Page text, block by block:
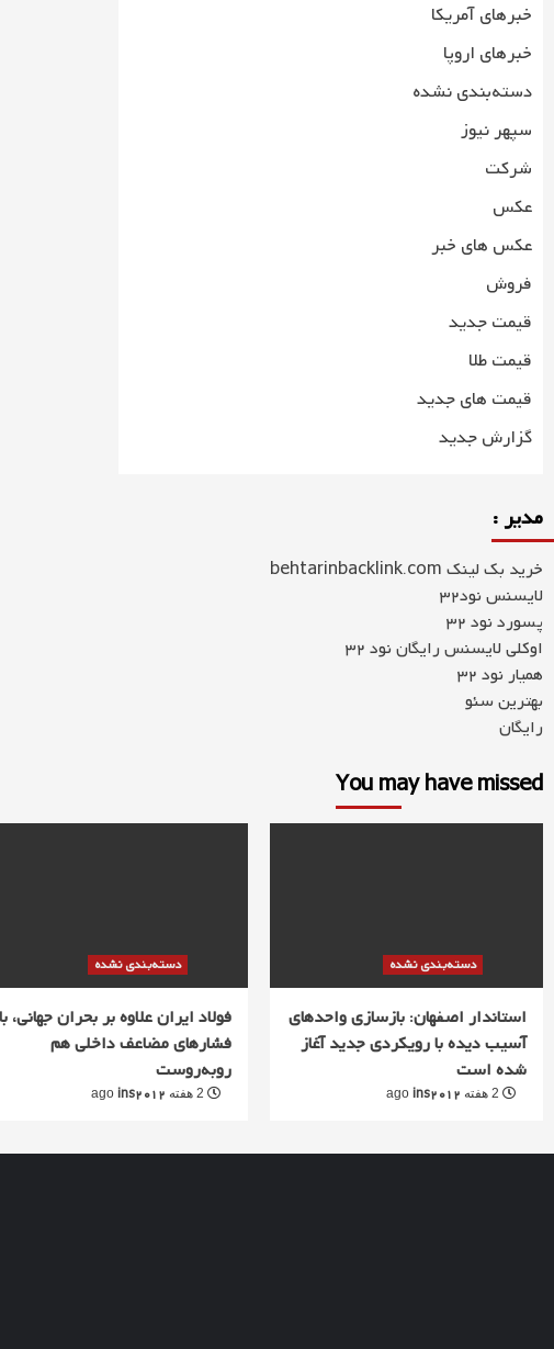
خبرهای آمریکا
خبرهای اروپا
دسته‌بندی نشده
سپهر نیوز
شرکت
عکس
عکس های خبر
فروش
قیمت جدید
قیمت طلا
قیمت های جدید
گزارش جدید
مدیر :
خرید بک لینک behtarinbacklink.com
لایسنس نود32
پسورد نود 32
اوکلی لایسنس رایگان نود 32
همیار نود 32
بهترین سئو
رایگان
You may have missed
دسته‌بندی نشده
فولاد ایران علاوه بر بحران جهانی، با
فشارهای مضاعف داخلی هم
روبه‌روست
2 هفته ago ins2012
دسته‌بندی نشده
استاندار اصفهان: بازسازی واحدهای
آسیب دیده با رویکردی جدید آغاز
شده است
ins2012